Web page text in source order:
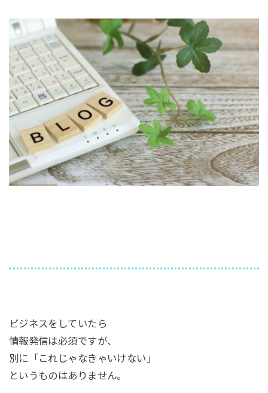
ビジネスをしていたら
情報発信は必須ですが、
別に「これじゃなきゃいけない」
というものはありません。